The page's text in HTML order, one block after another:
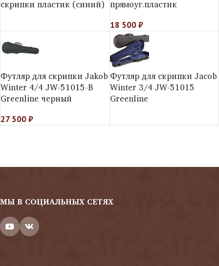
скрипки пластик (синий) прямоуг.пластик
18 500₽
Футляр для скрипки Jakob
Winter 4/4 JW-51015-B
Greenline черный
27 500₽
Футляр для скрипки Jacob
Winter 3/4 JW-51015
Greenline
МЫ В СОЦИАЛЬНЫХ СЕТЯХ